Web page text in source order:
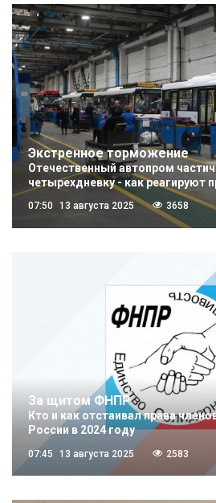
Экстренное торможение
Отечественный автопром
четырехдневку - как реагируют
07:50 13 августа 2025 3658
За щитом ФНПР
Кто и как отстаивал права
России в 2024 году
07:45 13 августа 2025 2583